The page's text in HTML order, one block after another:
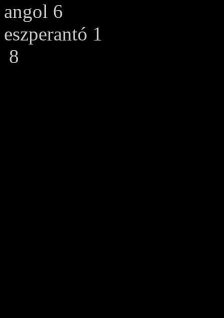
angol 6
eszperantó 1
8